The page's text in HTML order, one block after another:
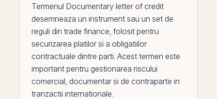
Termenul Documentary letter of credit
desemneaza un instrument sau un set de
reguli din trade finance, folosit pentru
securizarea platilor si a obligatiilor
contractuale dintre parti. Acest termen este
important pentru gestionarea riscului
comercial, documentar si de contraparte in
tranzactii internationale.